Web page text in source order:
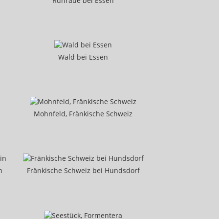
Wald bei Essen
Mohnfeld, Fränkische Schweiz
Fränkische Schweiz bei Hundsdorf